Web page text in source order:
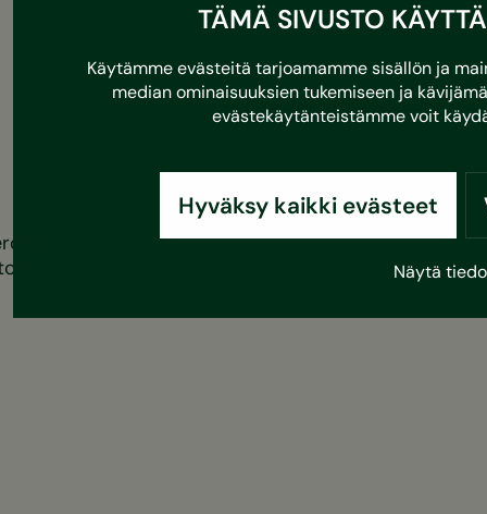
TÄMÄ SIVUSTO
Käytämme evästeitä tarjoamamme sisällön ja
median ominaisuuksien tukemiseen ja
evästekäytänteistämme voit
Hyväksy kaikki evästeet
Näytä